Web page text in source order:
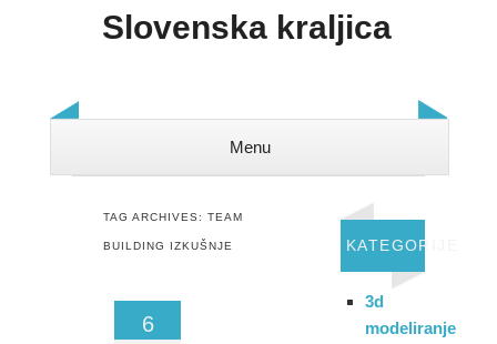
Slovenska kraljica
Menu
TAG ARCHIVES:TEAM
BUILDING IZKUŠNJE
6
KATEGORIJE
3d
modeliranje